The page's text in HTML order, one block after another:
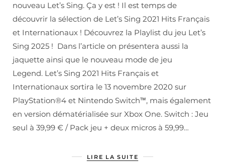
nouveau Let’s Sing. Ça y est ! Il est temps de
découvrir la sélection de Let’s Sing 2021 Hits Français
et Internationaux ! Découvrez la Playlist du jeu Let’s
Sing 2025 ! Dans l’article on présentera aussi la
jaquette ainsi que le nouveau mode de jeu
Legend. Let’s Sing 2021 Hits Français et
Internationaux sortira le 13 novembre 2020 sur
PlayStation®4 et Nintendo Switch™, mais également
en version dématérialisée sur Xbox One. Switch : Jeu
seul à 39,99 € / Pack jeu + deux micros à 59,99…
LIRE LA SUITE